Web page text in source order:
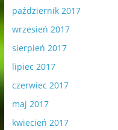
październik 2017
wrzesień 2017
sierpień 2017
lipiec 2017
czerwiec 2017
maj 2017
kwiecień 2017